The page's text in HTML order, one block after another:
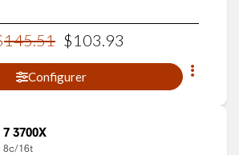
145.51 $103.93
Configurer
3700X
8c/16t